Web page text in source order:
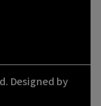
Designed by